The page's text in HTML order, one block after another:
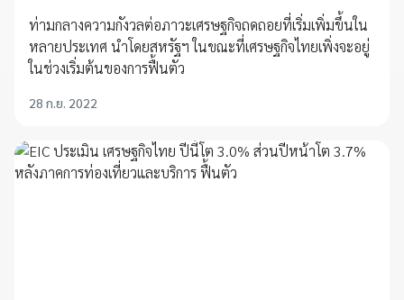
ท่ามกลางความกังวลต่อภาวะเศรษฐกิจถดถอยที่เริ่มเพิ่มขึ้นใน
หลายประเทศ นำโดยสหรัฐฯ ในขณะที่เศรษฐกิจไทยเพิ่งจะอยู่
ในช่วงเริ่มต้นของการฟื้นตัว
28 ก.ย. 2022